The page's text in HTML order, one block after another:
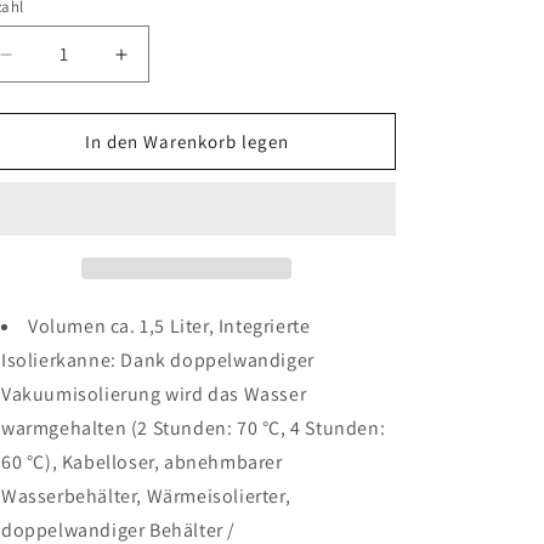
Verringere
die
Menge
Thermowasserkocher
Erhöhe
die
Menge
für
Thermowasserkocher
In den Warenkorb legen
Volumen ca. 1,5 Liter, Integrierte
Isolierkanne: Dank doppelwandiger
Vakuumisolierung wird das Wasser
warmgehalten (2 Stunden: 70 °C, 4 Stunden:
60 °C), Kabelloser, abnehmbarer
Wasserbehälter, Wärmeisolierter,
doppelwandiger Behälter /